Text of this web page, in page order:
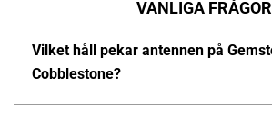
VANLIGA FRÅGOR
Vilket håll pekar antennen på
Cobblestone?